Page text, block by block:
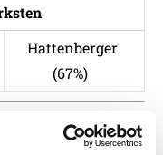
Hattenberger
(67%)